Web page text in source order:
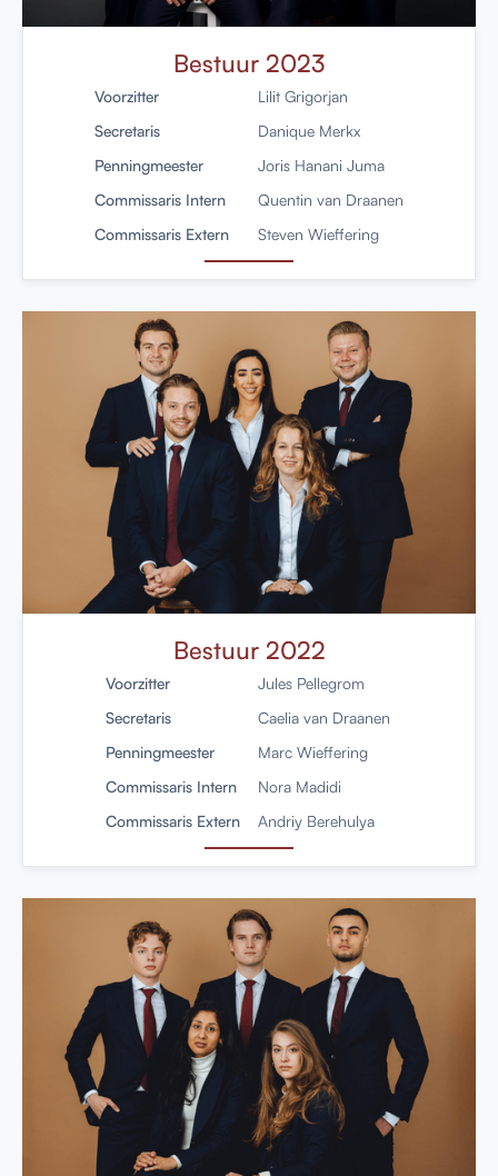
Bestuur 2023
Voorzitter
Lilit Grigorjan
Secretaris
Danique Merkx
Penningmeester
Joris Hanani Juma
Commissaris Intern
Quentin van Draanen
Commissaris Extern
Steven Wieffering
Bestuur 2022
Voorzitter
Jules Pellegrom
Secretaris
Caelia van Draanen
Penningmeester
Marc Wieffering
Commissaris Intern
Nora Madidi
Commissaris Extern
Andriy Berehulya